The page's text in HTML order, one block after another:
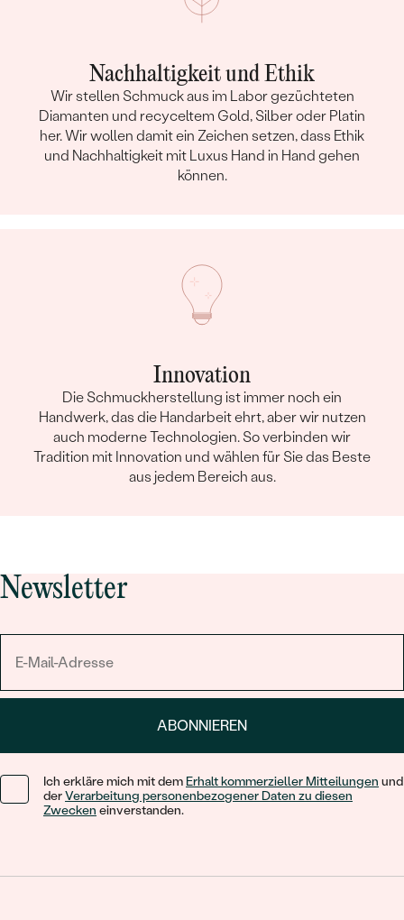
Nachhaltigkeit und Ethik
Wir stellen Schmuck aus im Labor gezüchteten
Diamanten und recyceltem Gold, Silber oder Platin
her. Wir wollen damit ein Zeichen setzen, dass Ethik
und Nachhaltigkeit mit Luxus Hand in Hand gehen
können.
Innovation
Die Schmuckherstellung ist immer noch ein
Handwerk, das die Handarbeit ehrt, aber wir nutzen
auch moderne Technologien. So verbinden wir
Tradition mit Innovation und wählen für Sie das Beste
aus jedem Bereich aus.
Newsletter
ABONNIEREN
Ich erkläre mich mit dem Erhalt kommerzieller Mitteilungen und
derVerarbeitung personenbezogener Daten zu diesen
Zwecken einverstanden.